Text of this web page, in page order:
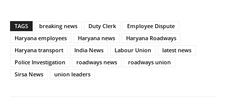
TAGS breaking news Duty Clerk
Employee Dispute
Haryana employees
Haryana news
Haryana Roadways
Haryana transport
India News Labour Union
latest news
Police Investigation
roadways news
roadways union
Sirsa News
union leaders